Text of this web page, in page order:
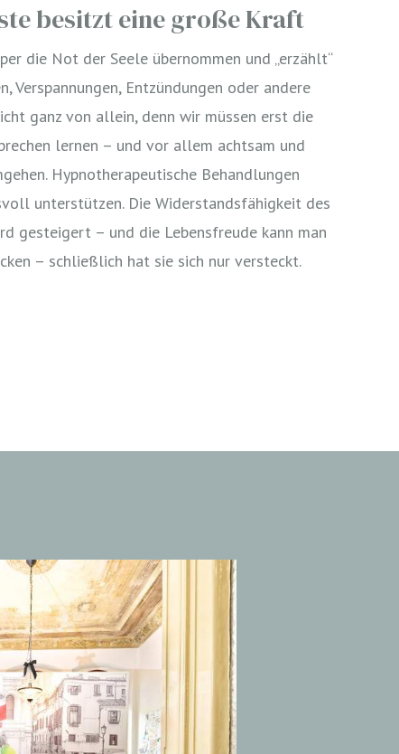
besitzt eine große Kraft
die Not der Seele übernommen und „erzählt“
Verspannungen, Entzündungen oder andere
ganz von allein, denn wir müssen erst die
lernen – und vor allem achtsam und
Hypnotherapeutische Behandlungen
unterstützen. Die Widerstandsfähigkeit des
gesteigert – und die Lebensfreude kann man
– schließlich hat sie sich nur versteckt.